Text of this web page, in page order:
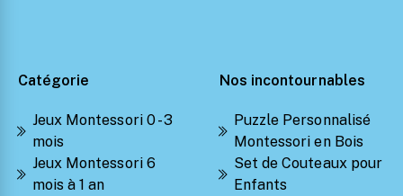
Catégorie
Jeux Montessori 0 - 3
mois
Jeux Montessori 6
mois à 1 an
Nos incontournables
Puzzle Personnalisé
Montessori en Bois
Set de Couteaux pour
Enfants